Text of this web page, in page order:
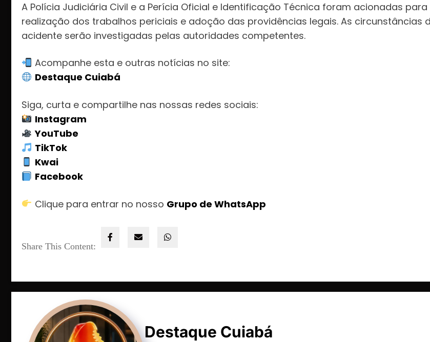
A Polícia Judiciária Civil e a Perícia Oficial e Identificação Técnica foram acionadas para
realização dos trabalhos periciais e adoção das providências legais. As circunstâncias
acidente serão investigadas pelas autoridades competentes.
Acompanhe esta e outras notícias no site:
Destaque Cuiabá
Siga, curta e compartilhe nas nossas redes sociais:
Instagram
YouTube
TikTok
Kwai
Facebook
Clique para entrar no nosso Grupo de WhatsApp
Share This Content:
Destaque Cuiabá